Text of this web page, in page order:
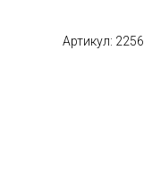
Артикул: 2256